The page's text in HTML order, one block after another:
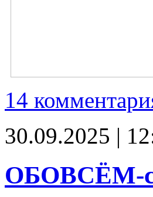
14
30.09.2025 |
ОБОВСЁМ-